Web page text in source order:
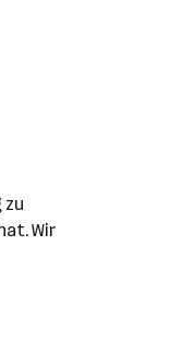
zu
Wir